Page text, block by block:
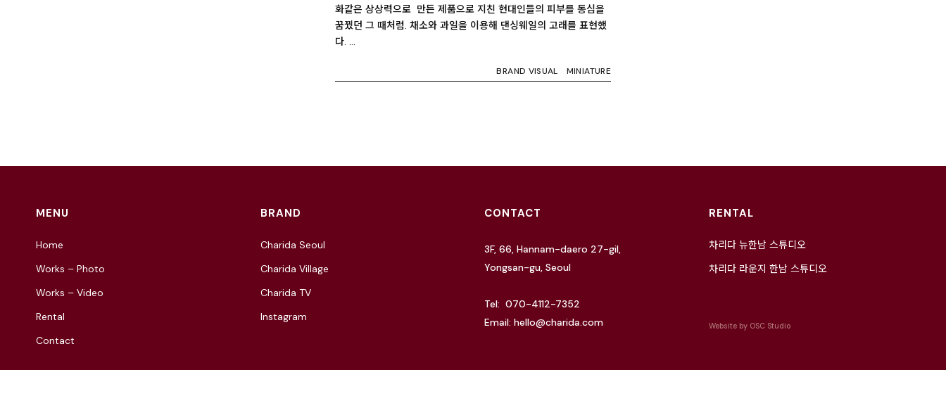
화같은 상상력으로 만든 제품으로 지친 현대인들의 피부를 동심을
꿈꿨던 그 때처럼. 채소와 과일을 이용해 댄싱웨일의 고래를 표현했
다. …
BRAND VISUAL MINIATURE
MENU
Home
Works – Photo
Works – Video
Rental
Contact
BRAND
Charida Seoul
Charida Village
Charida TV
Instagram
CONTACT
3F, 66, Hannam-daero 27-gil,
Yongsan-gu, Seoul
Tel: 070-4112-7352
Email: hello@charida.com
RENTAL
차리다 뉴한남 스튜디오
차리다 라운지 한남 스튜디오
Website by OSC Studio